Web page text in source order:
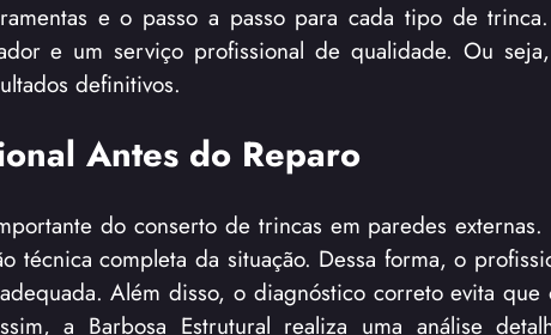
e o passo a passo para cada tipo de
e um serviço profissional de qualidade. Ou
definitivos.
Antes do Reparo
do conserto de trincas em paredes
técnica completa da situação. Dessa forma, o
Além disso, o diagnóstico correto evita
a Barbosa Estrutural realiza uma análise